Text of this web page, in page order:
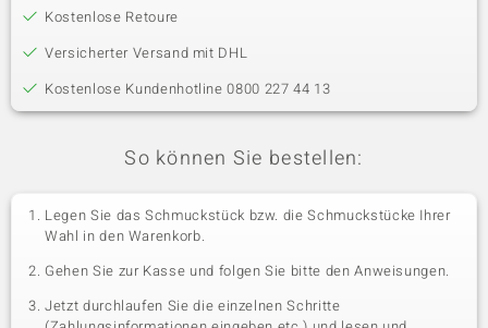
Kostenlose Retoure
Versicherter Versand mit DHL
Kostenlose Kundenhotline 0800 227 44 13
So können Sie bestellen:
Legen Sie das Schmuckstück bzw. die Schmuckstücke Ihrer
Wahl in den Warenkorb.
Gehen Sie zur Kasse und folgen Sie bitte den Anweisungen.
Jetzt durchlaufen Sie die einzelnen Schritte